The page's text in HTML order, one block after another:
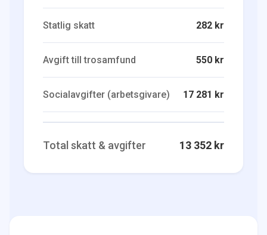
Statlig skatt 282 kr
Avgift till trosamfund 550 kr
Socialavgifter (arbetsgivare) 17 281 kr
Total skatt & avgifter 13 352 kr